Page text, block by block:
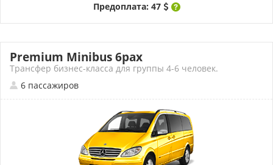
Предоплата: 47
Premium Minibus 6pax
Трансфер бизнес-класса для группы 4-6 человек.
6 пассажиров